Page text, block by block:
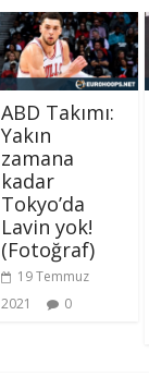
ABD Takımı:
Yakın
zamana
kadar
Tokyo’da
Lavin yok!
(Fotoğraf)
19 Temmuz
2021
0